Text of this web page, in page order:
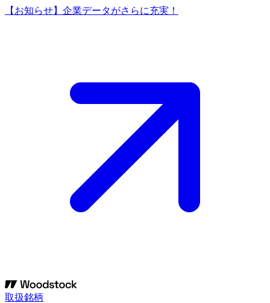
【お知らせ】企業データがさらに充実！
取扱銘柄